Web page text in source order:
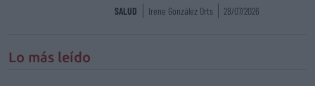
SALUD Irene González Orts 28/07/2026
Lo más leído